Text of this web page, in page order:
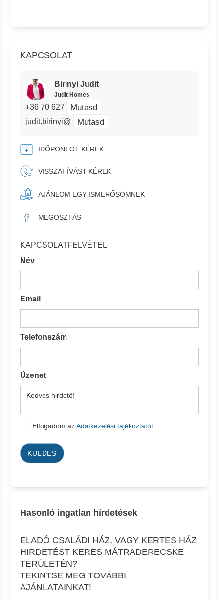
KAPCSOLAT
Birinyi Judit
Judit Homes
+36 70 627 Mutasd
judit.birinyi@ Mutasd
IDŐPONTOT KÉREK
VISSZAHÍVÁST KÉREK
AJÁNLOM EGY ISMERŐSÖMNEK
MEGOSZTÁS
KAPCSOLATFELVÉTEL
Név
Email
Telefonszám
Üzenet
Elfogadom azAdatkezelési tájékoztatót
KÜLDÉS
Hasonló ingatlan hírdetések
ELADÓ CSALÁDI HÁZ, VAGY KERTES HÁZ
HIRDETÉST KERES MÁTRADERECSKE
TERÜLETÉN?
TEKINTSE MEG TOVÁBBI
AJÁNLATAINKAT!